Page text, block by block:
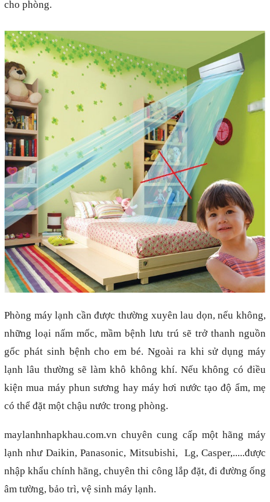
cho phòng.
Phòng máy lạnh cần được thường xuyên lau dọn, nếu không,
những loại nấm mốc, mầm bệnh lưu trú sẽ trở thanh nguồn
gốc phát sinh bệnh cho em bé. Ngoài ra khi sử dụng máy
lạnh lâu thường sẽ làm khô không khí. Nếu không có điều
kiện mua máy phun sương hay máy hơi nước tạo độ ẩm, mẹ
có thể đặt một chậu nước trong phòng.
maylanhnhapkhau.com.vnchuyên cung cấp một hãng máy
lạnh nhưDaikin,Panasonic, Mitsubishi, Lg,Casper,.....được
nhập khẩu chính hãng, chuyên thi công lắp đặt, đi đường ống
âm tường, bảo trì, vệ sinh máy lạnh.